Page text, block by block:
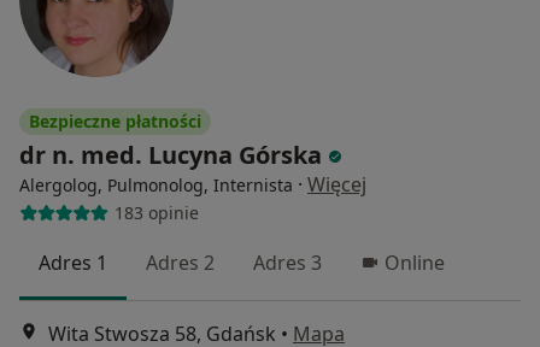
Bezpieczne płatności
dr n. med. Lucyna Górska
Alergolog, Pulmonolog, Internista · Więcej
183 opinie
Adres 1 Adres 2 Adres 3 Online
Wita Stwosza 58, Gdańsk • Mapa